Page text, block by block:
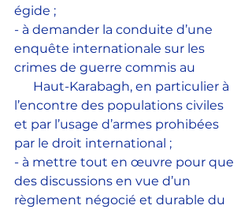
égide ;
- à demander la conduite d’une
enquête internationale sur les
crimes de guerre commis au
      Haut-Karabagh, en particulier à
l’encontre des populations civiles
et par l’usage d’armes prohibées
par le droit international ;
- à mettre tout en œuvre pour que
des discussions en vue d’un
règlement négocié et durable du